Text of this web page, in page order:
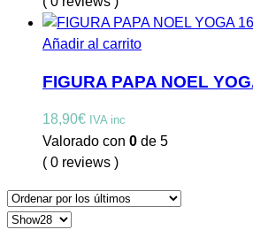
Añadir al carrito
FIGURA PAPA NOEL
18,90€ IVA inc
Valorado con 0 de 5
( 0 reviews )